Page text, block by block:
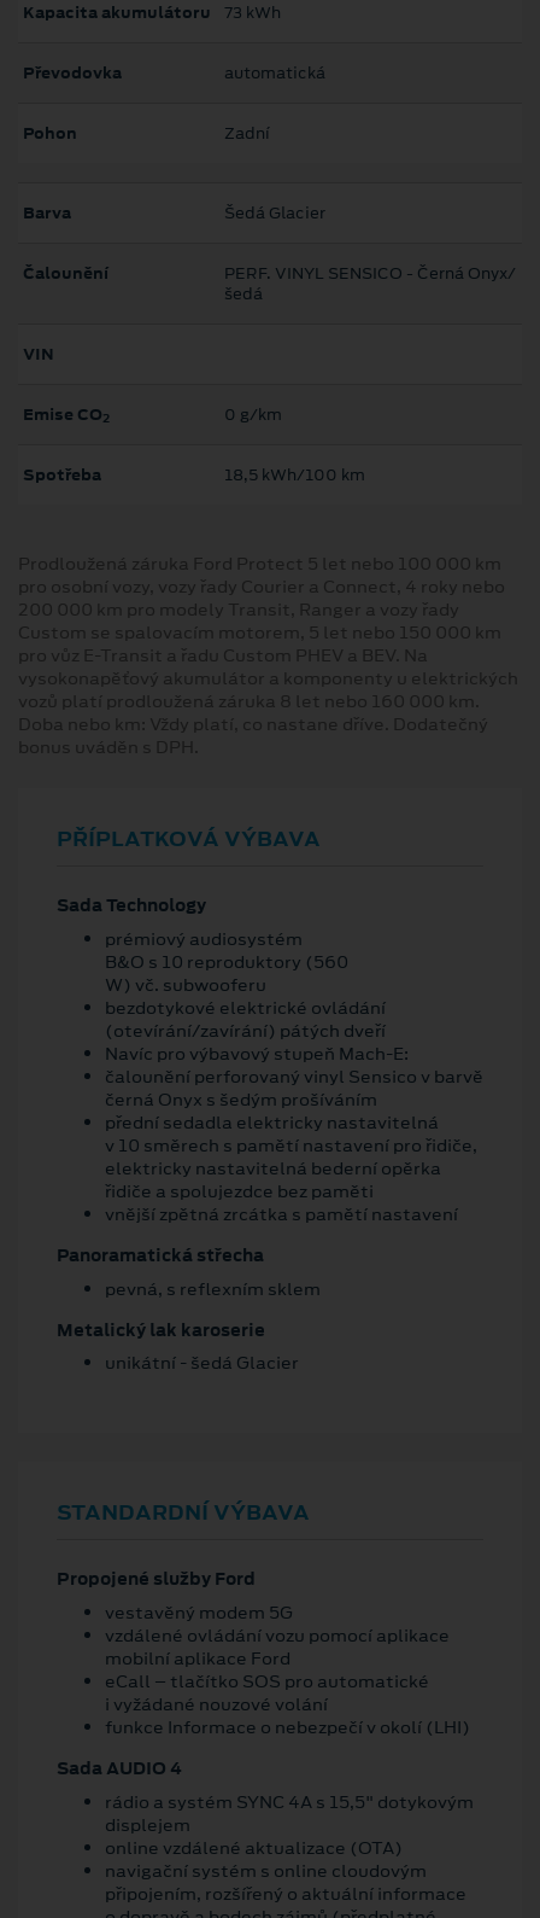
Kapacita akumulátoru 73 kWh
Převodovka automatická
Pohon Zadní
Barva Šedá Glacier
Čalounění
PERF. VINYL SENSICO - Černá Onyx/
šedá
VIN
Emise CO2 0 g/km
Spotřeba 18,5 kWh/100 km
Prodloužená záruka Ford Protect 5 let nebo 100 000 km
pro osobní vozy, vozy řady Courier a Connect, 4 roky nebo
200 000 km pro modely Transit, Ranger a vozy řady
Custom se spalovacím motorem, 5 let nebo 150 000 km
pro vůz E-Transit a řadu Custom PHEV a BEV. Na
vysokonapěťový akumulátor a komponenty u elektrických
vozů platí prodloužená záruka 8 let nebo 160 000 km.
Doba nebo km: Vždy platí, co nastane dříve. Dodatečný
bonus uváděn s DPH.
PŘÍPLATKOVÁ VÝBAVA
Sada Technology
prémiový audiosystém
B&O s 10 reproduktory (560
W) vč. subwooferu
bezdotykové elektrické ovládání
(otevírání/zavírání) pátých dveří
Navíc pro výbavový stupeň Mach-E:
čalounění perforovaný vinyl Sensico v barvě
černá Onyx s šedým prošíváním
přední sedadla elektricky nastavitelná
v 10 směrech s pamětí nastavení pro řidiče,
elektricky nastavitelná bederní opěrka
řidiče a spolujezdce bez paměti
vnější zpětná zrcátka s pamětí nastavení
Panoramatická střecha
pevná, s reflexním sklem
Metalický lak karoserie
unikátní - šedá Glacier
STANDARDNÍ VÝBAVA
Propojené služby Ford
vestavěný modem 5G
vzdálené ovládání vozu pomocí aplikace
mobilní aplikace Ford
eCall – tlačítko SOS pro automatické
i vyžádané nouzové volání
funkce Informace o nebezpečí v okolí (LHI)
Sada AUDIO 4
rádio a systém SYNC 4A s 15,5" dotykovým
displejem
online vzdálené aktualizace (OTA)
navigační systém s online cloudovým
připojením, rozšířený o aktuální informace